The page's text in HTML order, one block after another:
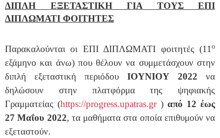
ΔΙΠΛΗ ΕΞΕΤΑΣΤΙΚΗ ΓΙΑ ΤΟΥΣ ΕΠΙ
ΔΙΠΛΩΜΑΤΙ ΦΟΙΤΗΤΕΣ
Παρακαλούνται οι ΕΠΙ ΔΙΠΛΩΜΑΤΙ φοιτητές (11 ο
εξάμηνο και άνω) που θέλουν να συμμετάσχουν στην
διπλή εξεταστική περιόδου ΙΟΥΝΙΟΥ 2022 να
δηλώσουν στην πλατφόρμα της ψηφιακής
Γραμματείας (https://progress.upatras.gr) από 12 έως
27 Μαΐου 2022, τα μαθήματα στα οποία επιθυμούν να
εξεταστούν.